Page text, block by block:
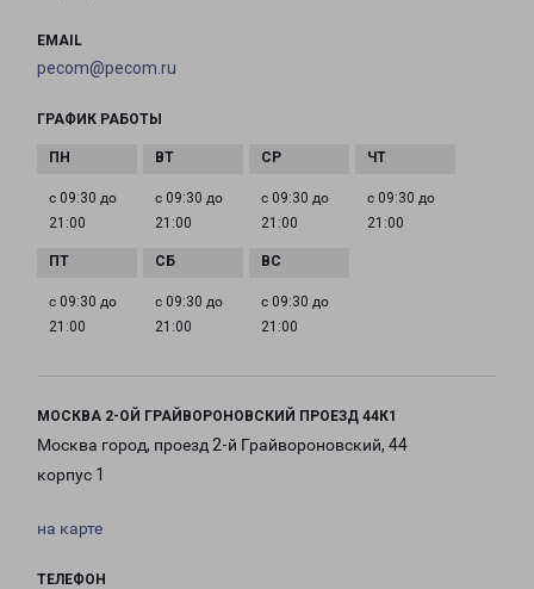
EMAIL
pecom@pecom.ru
ГРАФИК РАБОТЫ
с 09:30 до
21:00
с 09:30 до
21:00
с 09:30 до
21:00
с 09:30 до
21:00
с 09:30 до
21:00
с 09:30 до
21:00
с 09:30 до
21:00
МОСКВА 2-ОЙ ГРАЙВОРОНОВСКИЙ ПРОЕЗД 44К1
Москва город, проезд 2-й Грайвороновский, 44
корпус 1
на карте
ТЕЛЕФОН